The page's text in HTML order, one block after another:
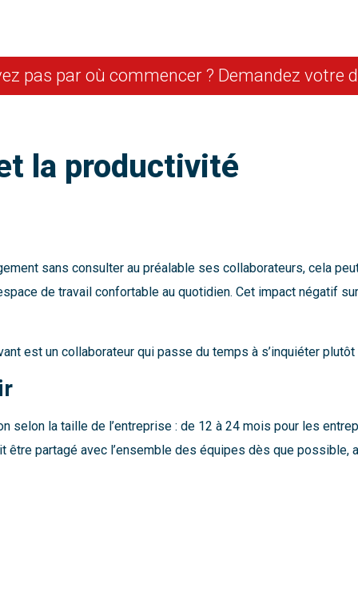
pas par où commencer ? Demandez votre
la productivité
sans consulter au préalable ses collaborateurs, cela
de travail confortable au quotidien. Cet impact négatif
est un collaborateur qui passe du temps à s’inquiéter plutôt
selon la taille de l’entreprise : de 12 à 24 mois pour les
partagé avec l’ensemble des équipes dès que possible,